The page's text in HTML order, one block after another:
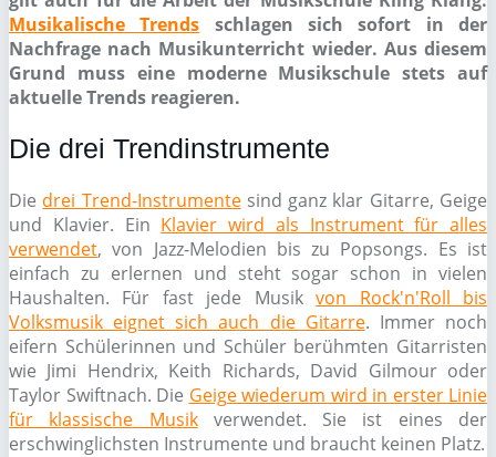
Musikalische Trends schlagen sich sofort in der
Nachfrage nach Musikunterricht wieder. Aus diesem
Grund muss eine moderne Musikschule stets auf
aktuelle Trends reagieren.
Die drei Trendinstrumente
Die drei Trend-Instrumentesind ganz klar Gitarre, Geige
und Klavier. Ein Klavier wird als Instrument für alles
verwendet, von Jazz-Melodien bis zu Popsongs. Es ist
einfach zu erlernen und steht sogar schon in vielen
Haushalten. Für fast jede Musikvon Rock'n'Roll bis
Volksmusik eignet sich auch die Gitarre. Immer noch
eifern Schülerinnen und Schüler berühmten Gitarristen
wie Jimi Hendrix, Keith Richards, David Gilmour oder
Taylor Swiftnach. Die Geige wiederum wird in erster Linie
für klassische Musikverwendet. Sie ist eines der
erschwinglichsten Instrumente und braucht keinen Platz.